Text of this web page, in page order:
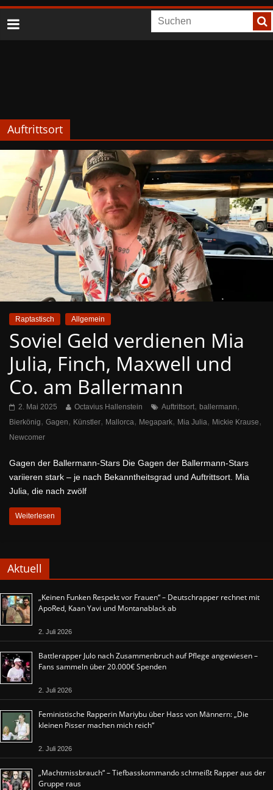
Auftrittsort
Raptastisch Allgemein
Soviel Geld verdienen Mia
Julia, Finch, Maxwell und
Co. am Ballermann
2. Mai 2025 Octavius Hallenstein Auftrittsort, ballermann,
Bierkönig, Gagen, Künstler, Mallorca, Megapark, Mia Julia, Mickie Krause,
Newcomer
Gagen der Ballermann-Stars Die Gagen der Ballermann-Stars
variieren stark – je nach Bekanntheitsgrad und Auftrittsort. Mia
Julia, die nach zwölf
Weiterlesen
Aktuell
„Keinen Funken Respekt vor Frauen“ – Deutschrapper rechnet mit
ApoRed, Kaan Yavi und Montanablack ab
2. Juli 2026
Battlerapper Julo nach Zusammenbruch auf Pflege angewiesen –
Fans sammeln über 20.000€ Spenden
2. Juli 2026
Feministische Rapperin Mariybu über Hass von Männern: „Die
kleinen Pisser machen mich reich“
2. Juli 2026
„Machtmissbrauch“ – Tiefbasskommando schmeißt Rapper aus der
Gruppe raus